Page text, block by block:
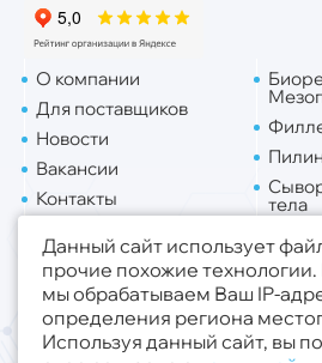
О компании
Для поставщиков
Новости
Вакансии
Контакты
тела
Липо.
Публичная оферта
Политика конфиденциальности
Данный сайт использует
прочие похожие технологии.
мы обрабатываем Ваш IP-
определения региона
Используя данный сайт, вы